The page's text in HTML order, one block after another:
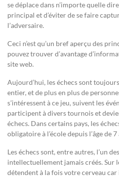
se déplace dans n’importe quelle
principal et d’éviter de se faire
l’adversaire.
Ceci n’est qu’un bref aperçu des
pouvez trouver d’avantage
site web.
Aujourd’hui, les échecs sont
entier, et de plus en plus de
s’intéressent à ce jeu, suivent les
participent à divers tournois et
échecs. Dans certains pays, les
obligatoire à l’école depuis l’âge de
Les échecs sont, entre autres, l’un
intellectuellement jamais créés. Sur
détendent à la fois votre cerveau